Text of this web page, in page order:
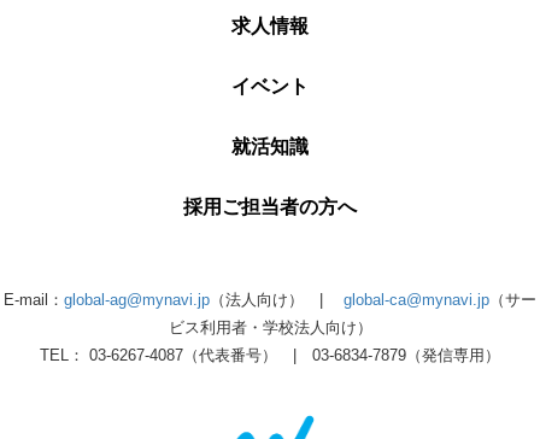
求人情報
イベント
就活知識
採用ご担当者の方へ
E-mail： global-ag@mynavi.jp （法人向け） | global-ca@mynavi.jp （サー
ビス利用者・学校法人向け）
TEL： 03-6267-4087（代表番号） | 03-6834-7879（発信専用）